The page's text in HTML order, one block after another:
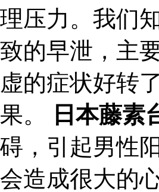
理压力。我们
致的早泄，主
虚的症状好转
果。
日本藤素
碍，引起男性
会造成很大的